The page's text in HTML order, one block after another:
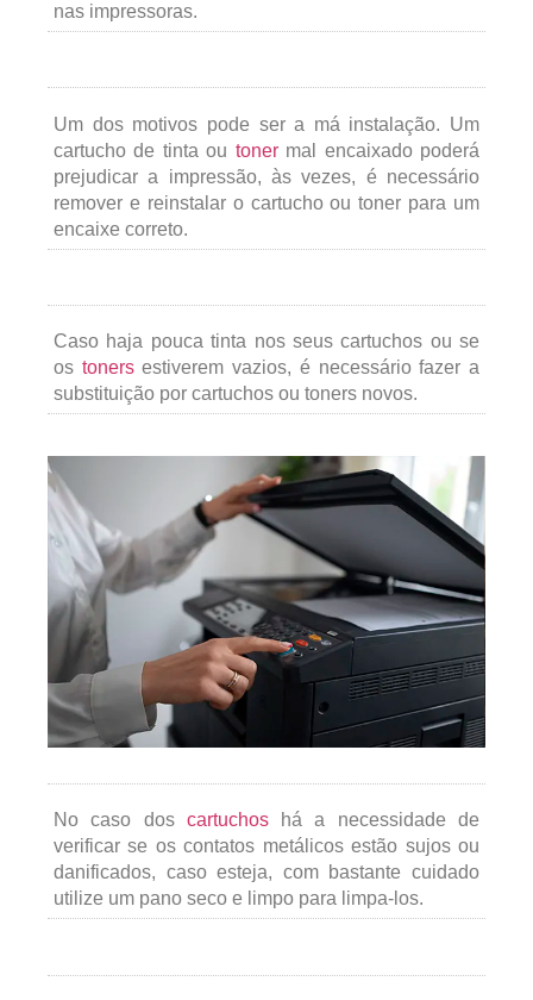
nas impressoras.
Um dos motivos pode ser a má instalação. Um
cartucho de tinta ou tonermal encaixado poderá
prejudicar a impressão, às vezes, é necessário
remover e reinstalar o cartucho ou toner para um
encaixe correto.
Caso haja pouca tinta nos seus cartuchos ou se
os tonersestiverem vazios, é necessário fazer a
substituição por cartuchos ou toners novos.
No caso dos cartuchoshá a necessidade de
verificar se os contatos metálicos estão sujos ou
danificados, caso esteja, com bastante cuidado
utilize um pano seco e limpo para limpa-los.